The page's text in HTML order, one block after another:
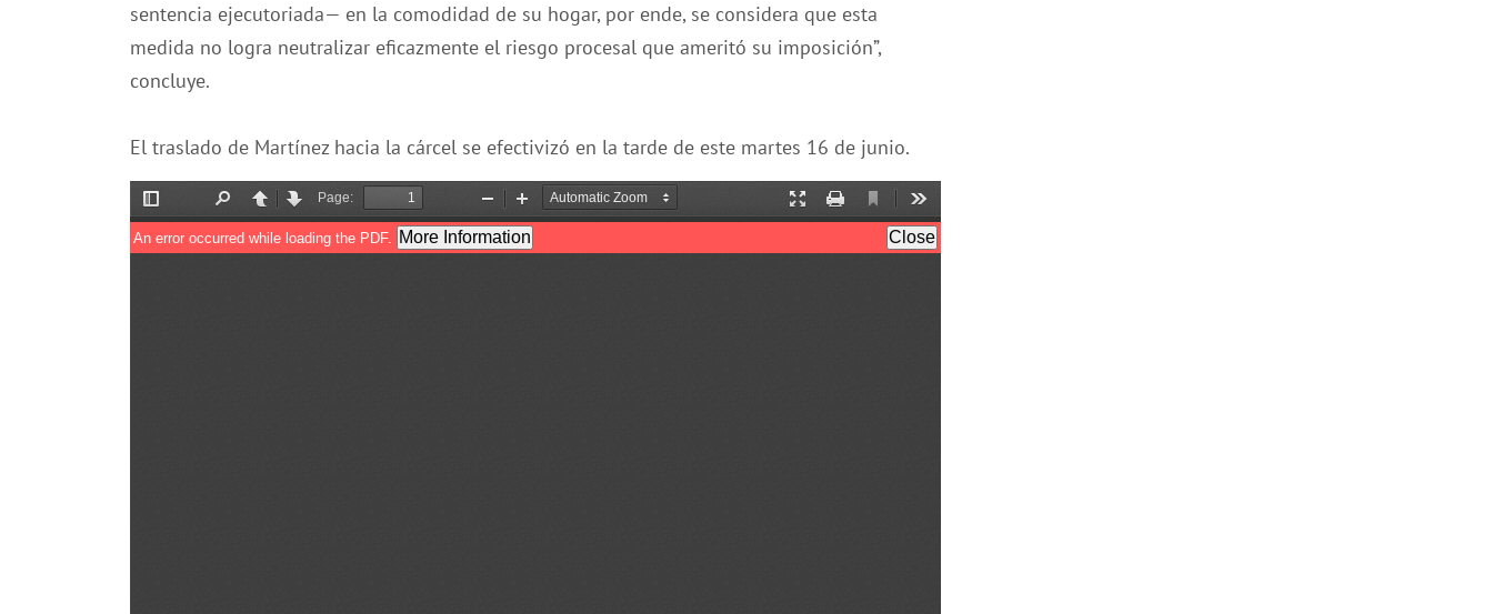
sentencia ejecutoriada— en la comodidad de su hogar, por ende, se considera que esta
medida no logra neutralizar eficazmente el riesgo procesal que ameritó su imposición”,
concluye.
El traslado de Martínez hacia la cárcel se efectivizó en la tarde de este martes 16 de junio.